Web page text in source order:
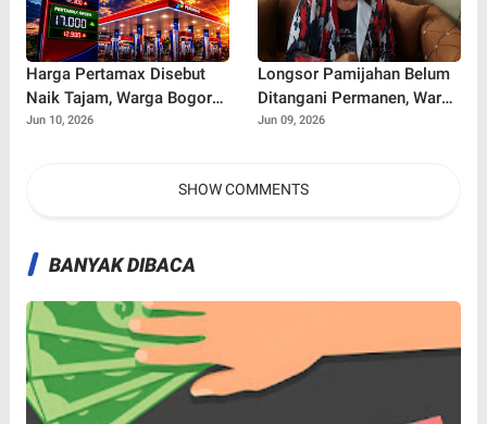
Harga Pertamax Disebut
Naik Tajam, Warga Bogor
Ramai Soroti Dampaknya
Jun 10, 2026
Longsor Pamijahan Belum
Ditangani Permanen, Warga
Khawatir Ancaman Longsor
Jun 09, 2026
SHOW COMMENTS
BANYAK DIBACA